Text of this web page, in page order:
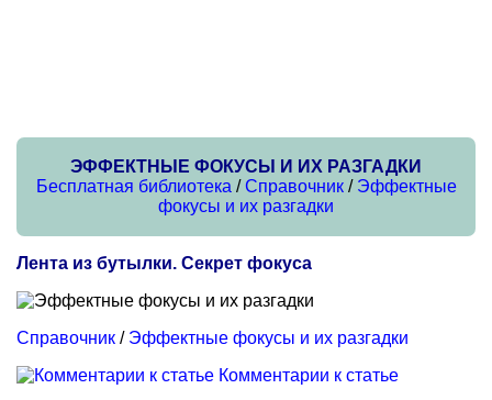
ЭФФЕКТНЫЕ ФОКУСЫ И ИХ РАЗГАДКИ
Бесплатная библиотека /Справочник/ Эффектные
фокусы и их разгадки
Лента из бутылки. Секрет фокуса
Справочник / Эффектные фокусы и их разгадки
Комментарии к статье